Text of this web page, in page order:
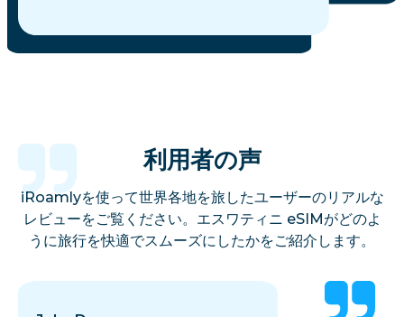
利用者の声
iRoamlyを使って世界各地を旅したユーザーのリアルな
レビューをご覧ください。エスワティニ eSIMがどのよ
うに旅行を快適でスムーズにしたかをご紹介します。